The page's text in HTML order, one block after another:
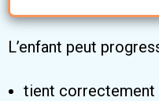
L’enfant peut
tient correctement